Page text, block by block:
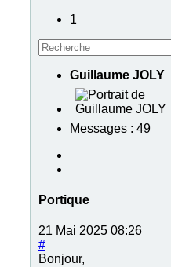
1
Guillaume JOLY
Messages : 49
Portique
21 Mai 2025 08:26
#
Bonjour,